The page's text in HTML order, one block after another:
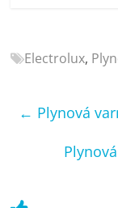
Electrolux,
← Plynová